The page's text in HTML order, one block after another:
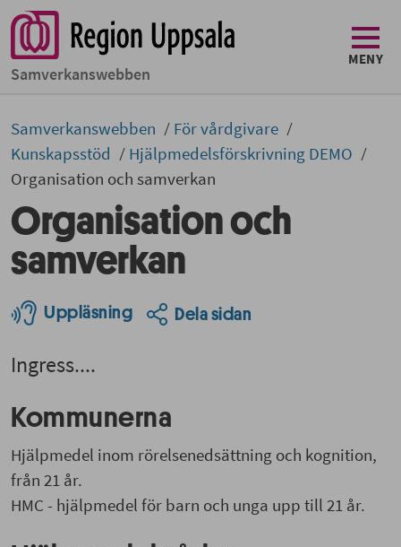
Samverkans­­webben
MENY
Samverkans­­­webben
För vårdgivare
Kunskapsstöd
Hjälpmedelsförskrivning DEMO
Organisation och samverkan
Organisation och
samverkan
Uppläsning Dela sidan
Ingress....
Kommunerna
Hjälpmedel inom rörelsenedsättning och kognition,
från 21 år.
HMC - hjälpmedel för barn och unga upp till 21 år.